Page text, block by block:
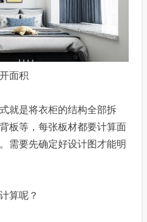
面积
就是将衣柜的结构全部拆
板等，每张板材都要计算面
需要先确定好设计图才能明
算呢？